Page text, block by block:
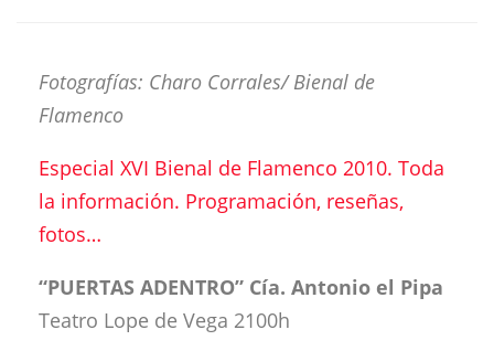
Fotografías: Charo Corrales/ Bienal de
Flamenco
Especial XVI Bienal de Flamenco 2010. Toda
la información. Programación, reseñas,
fotos…
“PUERTAS ADENTRO” Cía. Antonio el Pipa
Teatro Lope de Vega 2100h